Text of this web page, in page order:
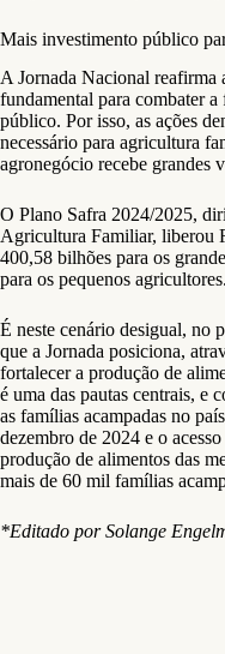
Mais investimento público
A Jornada Nacional
fundamental para combater
público. Por isso, as ações
necessário para agricultura
agronegócio recebe grandes
O Plano Safra 2024/2025,
Agricultura Familiar, liberou
400,58 bilhões para os
para os pequenos agricultores.
É neste cenário desigual, no
que a Jornada posiciona,
fortalecer a produção de
é uma das pautas centrais, e
as famílias acampadas no
dezembro de 2024 e o
produção de alimentos das
mais de 60 mil famílias
*Editado por Solange